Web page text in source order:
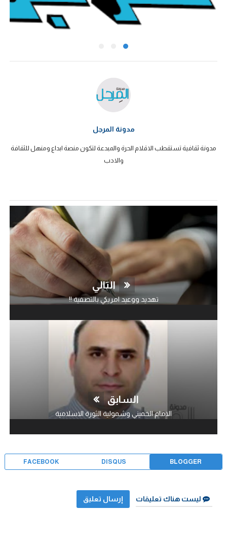
مدونة المرجل
مدونة ثقافية تستقطب الاقلام الحرة والمبدعة لتكون منصة ابداع ومنهل للثقافة
والادب
التالي
تهديد ووعيد امريكي بالتصفية !!
السابق
الامام الخميني وشمولية الثورة الاسلامية
BLOGGER
DISQUS
FACEBOOK
ليست هناك تعليقات إرسال تعليق